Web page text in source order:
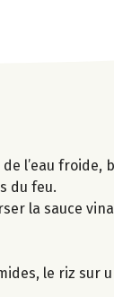
l’eau
du feu.
la sauce
le riz sur